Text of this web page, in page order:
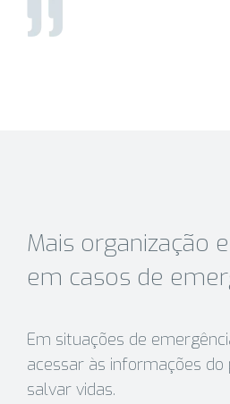
Mais organização
em casos de
Em situações de
acessar às informações do
salvar vidas.